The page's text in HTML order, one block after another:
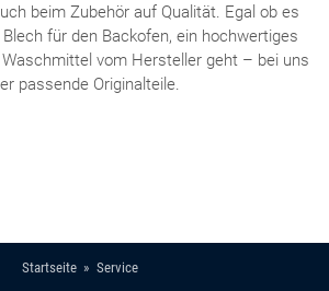
beim Zubehör auf Qualität. Egal ob es
für den Backofen, ein hochwertiges
vom Hersteller geht – bei uns
passende Originalteile.
Startseite Service